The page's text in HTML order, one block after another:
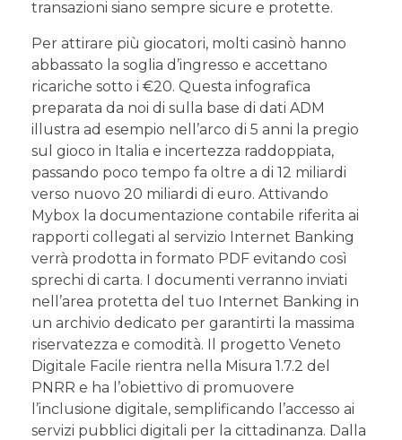
transazioni siano sempre sicure e protette.
Per attirare più giocatori, molti casinò hanno
abbassato la soglia d’ingresso e accettano
ricariche sotto i €20. Questa infografica
preparata da noi di sulla base di dati ADM
illustra ad esempio nell’arco di 5 anni la pregio
sul gioco in Italia e incertezza raddoppiata,
passando poco tempo fa oltre a di 12 miliardi
verso nuovo 20 miliardi di euro. Attivando
Mybox la documentazione contabile riferita ai
rapporti collegati al servizio Internet Banking
verrà prodotta in formato PDF evitando così
sprechi di carta. I documenti verranno inviati
nell’area protetta del tuo Internet Banking in
un archivio dedicato per garantirti la massima
riservatezza e comodità. Il progetto Veneto
Digitale Facile rientra nella Misura 1.7.2 del
PNRR e ha l’obiettivo di promuovere
l’inclusione digitale, semplificando l’accesso ai
servizi pubblici digitali per la cittadinanza. Dalla